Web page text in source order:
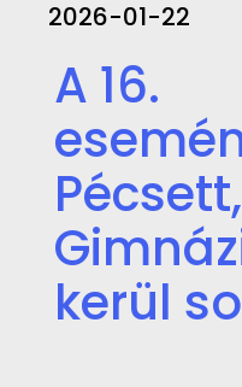
2026-01-22
A 16.
kerül